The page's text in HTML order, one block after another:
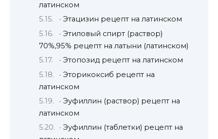
латинском
· Этацизин рецепт на латинском
· Этиловый спирт (раствор)
70%,95% рецепт на латыни (латинском)
· Этопозид рецепт на латинском
· Эторикоксиб рецепт на
латинском
· Эуфиллин (раствор) рецепт на
латинском
· Эуфиллин (таблетки) рецепт на